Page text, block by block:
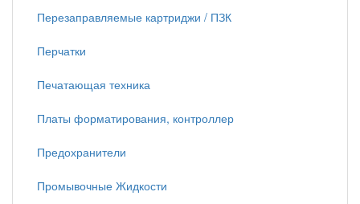
Перезаправляемые картриджи / ПЗК
Перчатки
Печатающая техника
Платы форматирования, контроллер
Предохранители
Промывочные Жидкости